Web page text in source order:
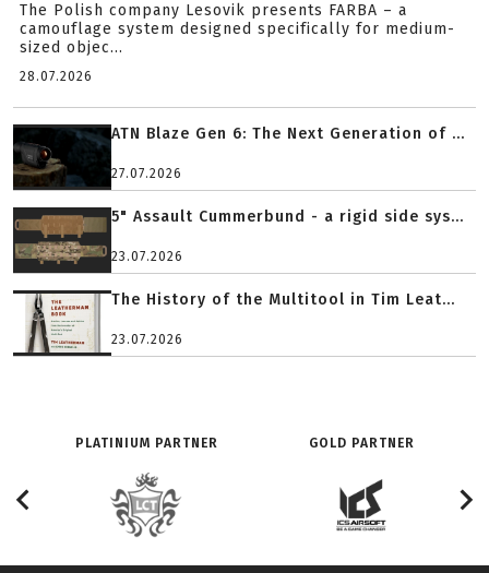
The Polish company Lesovik presents FARBA – a
camouflage system designed specifically for medium-
sized objec...
28.07.2026
ATN Blaze Gen 6: The Next Generation of ...
27.07.2026
5" Assault Cummerbund - a rigid side sys...
23.07.2026
The History of the Multitool in Tim Leat...
23.07.2026
PLATINIUM PARTNER GOLD PARTNER